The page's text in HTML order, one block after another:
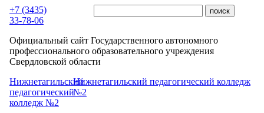
Перейти к основному содержанию
+7 (3435)
33-78-06
Официальный сайт Государственного автономного
профессионального образовательного учреждения
Свердловской области
Нижнетагильский
педагогический
колледж №2
Нижнетагильский педагогический колледж
№2